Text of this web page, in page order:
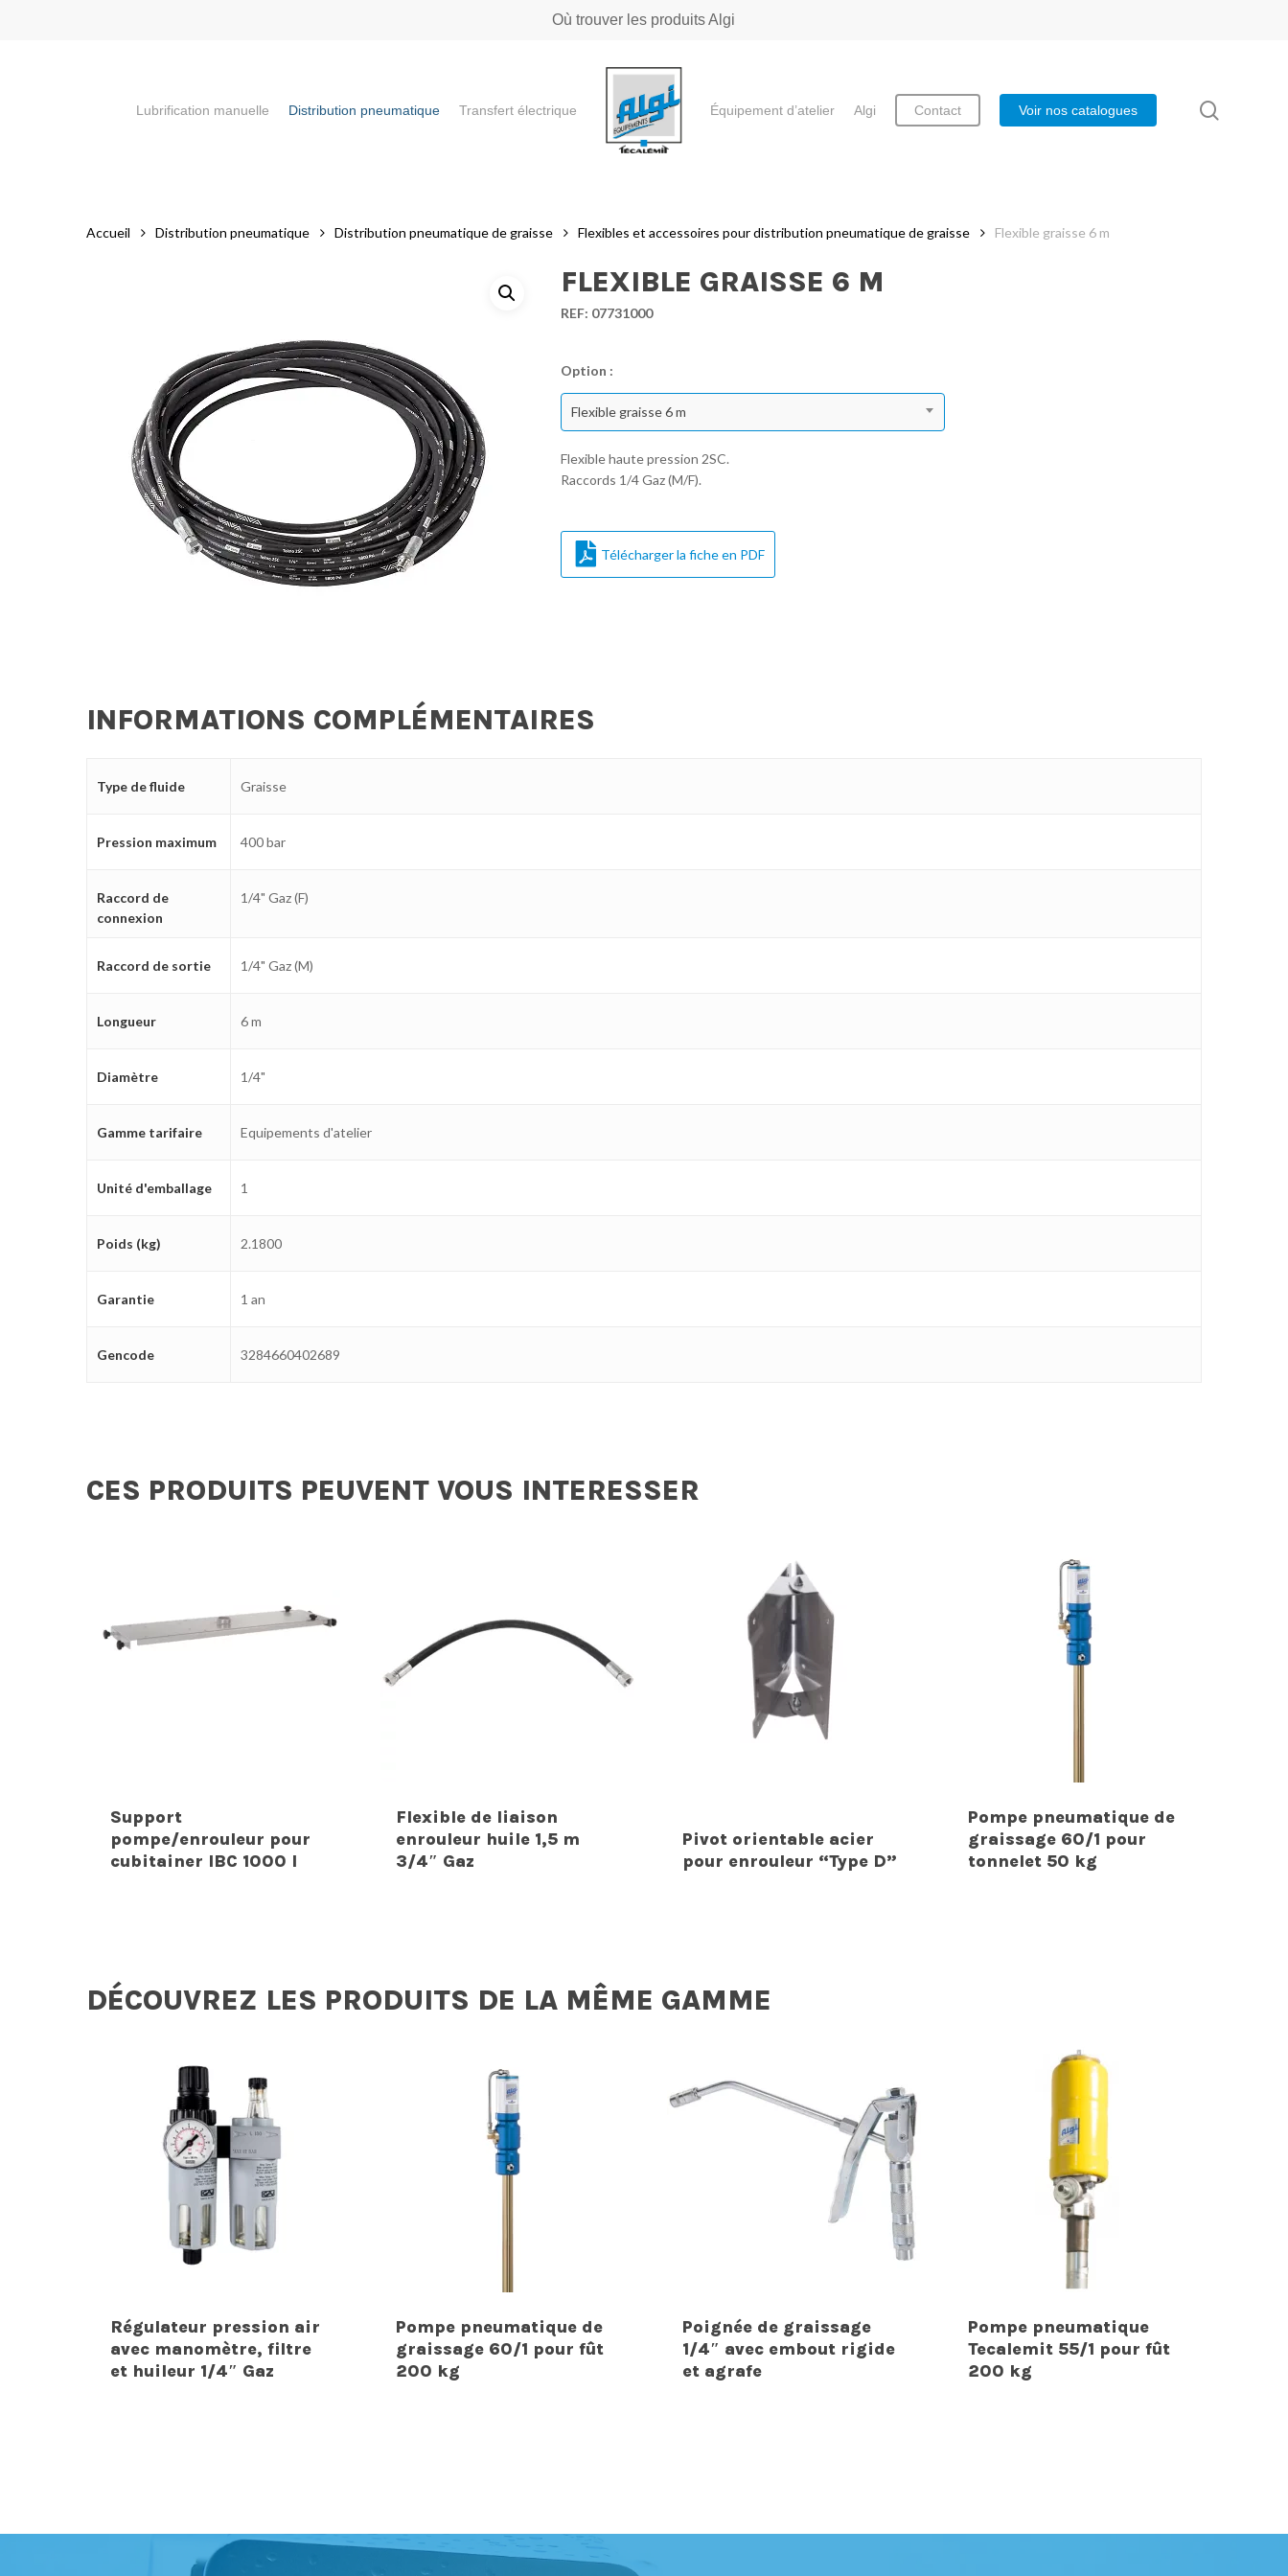
Où trouver les produits Algi
Lubrification manuelle Distribution pneumatique Transfert électrique Équipement d’atelier Algi Contact Voir nos catalogues
Accueil Distribution pneumatique Distribution pneumatique de graisse Flexibles et accessoires pour distribution pneumatique de graisse Flexible graisse 6 m
FLEXIBLE GRAISSE 6 M
REF: 07731000
Option :
Flexible graisse 6 m
Flexible haute pression 2SC.
Raccords 1/4 Gaz (M/F).
Télécharger la fiche en PDF
INFORMATIONS COMPLÉMENTAIRES
Type de fluide Graisse
Pression maximum 400 bar
Raccord de
connexion
1/4" Gaz (F)
Raccord de sortie 1/4" Gaz (M)
Longueur 6 m
Diamètre 1/4"
Gamme tarifaire Equipements d'atelier
Unité d'emballage 1
Poids (kg) 2.1800
Garantie 1 an
Gencode 3284660402689
CES PRODUITS PEUVENT VOUS INTERESSER
Support
pompe/enrouleur pour
cubitainer IBC 1000 l
Flexible de liaison
enrouleur huile 1,5 m
3/4″ Gaz
Pivot orientable acier
pour enrouleur “Type D”
Pompe pneumatique de
graissage 60/1 pour
tonnelet 50 kg
DÉCOUVREZ LES PRODUITS DE LA MÊME GAMME
Régulateur pression air
avec manomètre, filtre
et huileur 1/4″ Gaz
Pompe pneumatique de
graissage 60/1 pour fût
200 kg
Poignée de graissage
1/4″ avec embout rigide
et agrafe
Pompe pneumatique
Tecalemit 55/1 pour fût
200 kg